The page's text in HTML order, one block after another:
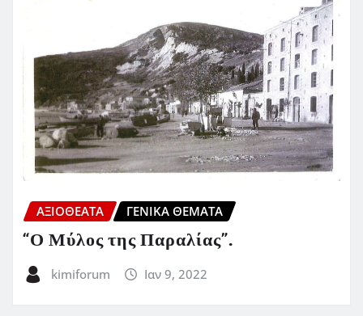
ΑΞΙΟΘΕΑΤΑ ΓΕΝΙΚΑ ΘΕΜΑΤΑ
“Ο Μύλος της Παραλίας”.
kimiforum Ιαν 9, 2022